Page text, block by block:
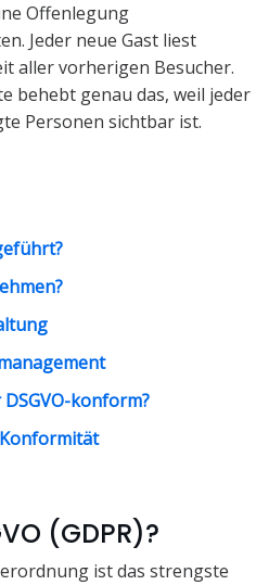
Offenlegung
Jeder neue Gast liest
aller vorherigen Besucher.
behebt genau das, weil jeder
Personen sichtbar ist.
konform?
(GDPR)?
ist das strengste